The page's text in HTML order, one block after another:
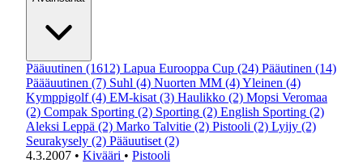
Pääuutinen (1612) Lapua Eurooppa Cup (24) Pääutinen (14)
Päääuutinen (7) Suhl (4) Nuorten MM (4)Yleinen (4)
Kymppigolf (4) EM-kisat (3) Haulikko (2) Mopsi Veromaa
(2) Compak Sporting (2) Sporting (2) English Sporting (2)
Aleksi Leppä (2) Marko Talvitie (2) Pistooli (2) Lyijy (2)
Seurakysely (2) Pääuutiset (2)
4.3.2007 • Kivääri • Pistooli